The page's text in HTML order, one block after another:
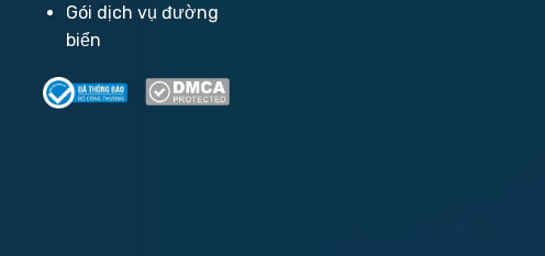
Gói dịch vụ đường
biển